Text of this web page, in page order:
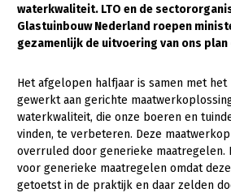
Platteland en omgeving
Mens, ondernemerschap en
Internationaal
Sectoren
Dier
Biologische Landbouw
Plant
waterkwaliteit. LTO en de
Glastuinbouw Nederland roepen
gezamenlijk de uitvoering van ons
Het afgelopen halfjaar is samen met het
gewerkt aan gerichte
waterkwaliteit, die onze boeren en
vinden, te verbeteren. Deze
overruled door generieke maatregelen.
voor generieke maatregelen omdat
getoetst in de praktijk en daar zelden